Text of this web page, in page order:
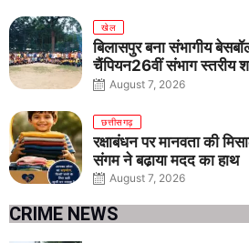
खेल
बिलासपुर बना संभागीय
चैंपियन26वीं संभाग स्तरीय
तीनों आयु वर्गों में शानदार
August 7, 2026
छत्तीसगढ़
रक्षाबंधन पर मानवता की
संगम ने बढ़ाया मदद का हाथ
August 7, 2026
CRIME NEWS